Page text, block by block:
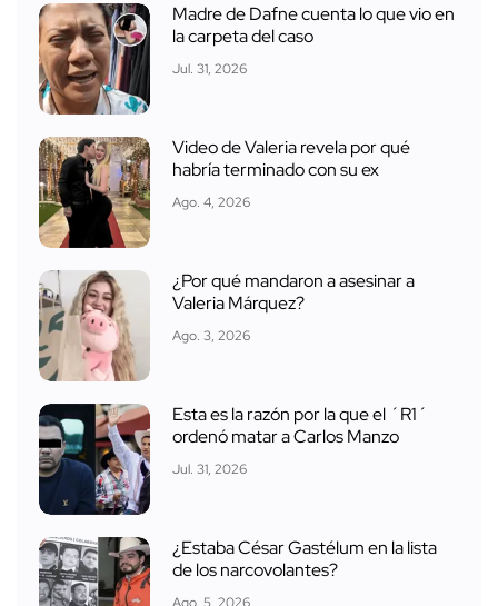
Madre de Dafne cuenta lo que vio en
la carpeta del caso
Jul. 31, 2026
Video de Valeria revela por qué
habría terminado con su ex
Ago. 4, 2026
¿Por qué mandaron a asesinar a
Valeria Márquez?
Ago. 3, 2026
Esta es la razón por la que el ´R1´
ordenó matar a Carlos Manzo
Jul. 31, 2026
¿Estaba César Gastélum en la lista
de los narcovolantes?